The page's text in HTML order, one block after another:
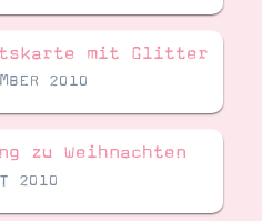
mit Glitter
2010
zu Weihnachten
2010